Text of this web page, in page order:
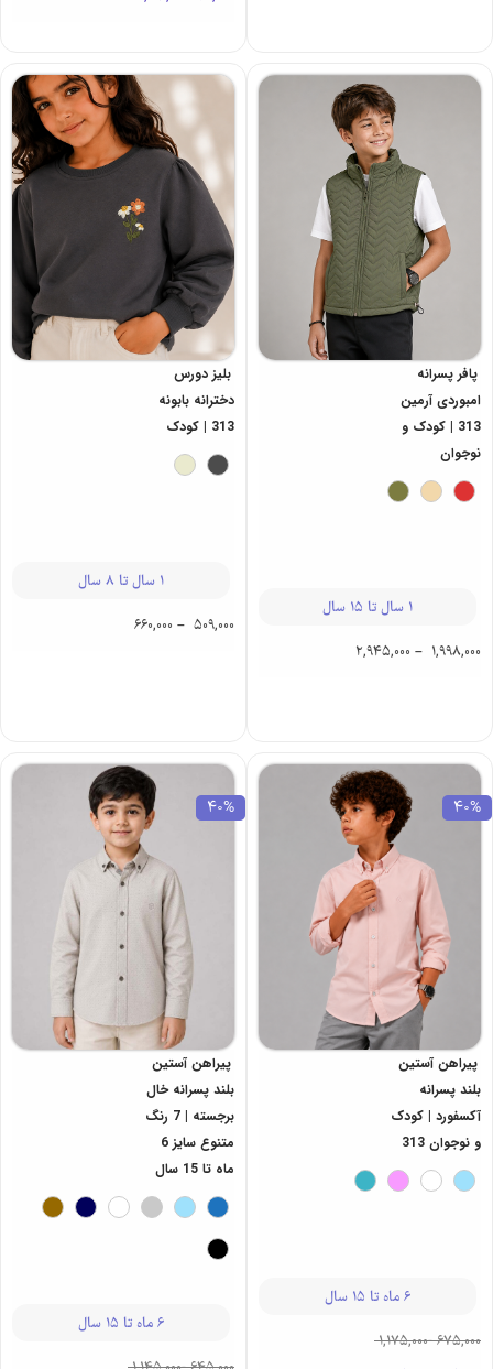
پافر پسرانه
امبوردی آرمین
313 | کودک و
نوجوان
1 سال تا 15 سال
1,998,000
–
2,945,000
بلیز دورس
دخترانه بابونه
313 | کودک
1 سال تا 8 سال
509,000
–
660,000
40%
پیراهن آستین
بلند پسرانه
آکسفورد | کودک
و نوجوان 313
6 ماه تا 15 سال
675,000
-
1,175,000
40%
پیراهن آستین
بلند پسرانه خال
برجسته | 7 رنگ
متنوع سایز 6
ماه تا 15 سال
6 ماه تا 15 سال